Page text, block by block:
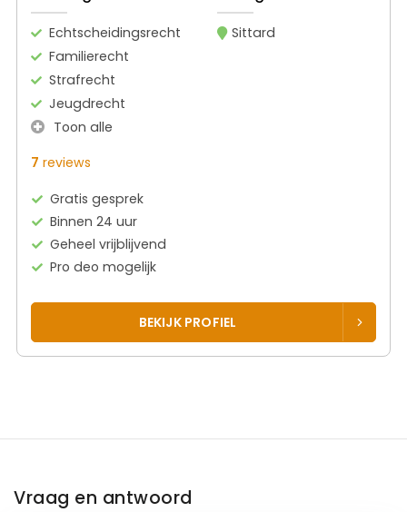
Echtscheidingsrecht
Familierecht
Strafrecht
Jeugdrecht
Toon alle
Sittard
7 reviews
Gratis gesprek
Binnen 24 uur
Geheel vrijblijvend
Pro deo mogelijk
BEKIJK PROFIEL
Vraag en antwoord